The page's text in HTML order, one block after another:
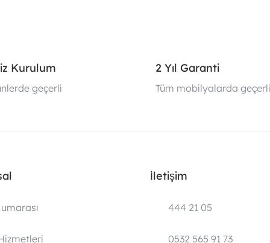
Kurulum
geçerli
2 Yıl Garanti
Tüm mobilyalarda geçerli
İletişim
444 21 05
0532 565 91 73